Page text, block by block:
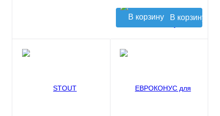
В корзину